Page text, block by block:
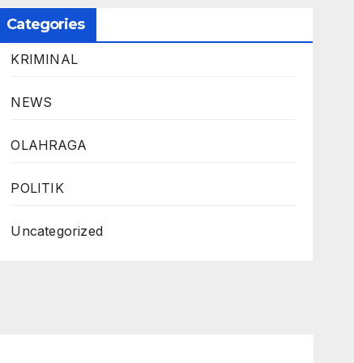
Categories
KRIMINAL
NEWS
OLAHRAGA
POLITIK
Uncategorized